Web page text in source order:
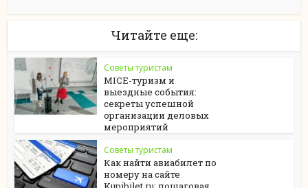
Читайте еще:
Советы туристам
MICE-туризм и
выездные события:
секреты успешной
организации деловых
мероприятий
Советы туристам
Как найти авиабилет по
номеру на сайте